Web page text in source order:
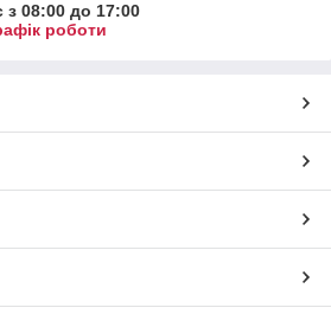
з 08:00 до 17:00
роботи